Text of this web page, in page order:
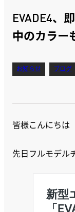
EVADE4、
中のカラー
お知らせ ブログ
皆様こんにちは
先日フルモデル